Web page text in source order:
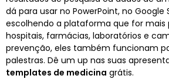
dá para usar no PowerPoint, no Google
escolhendo a plataforma que for mais
hospitais, farmácias, laboratórios e
prevenção, eles também funcionam
palestras. Dê um up nas suas
templates de medicina grátis.